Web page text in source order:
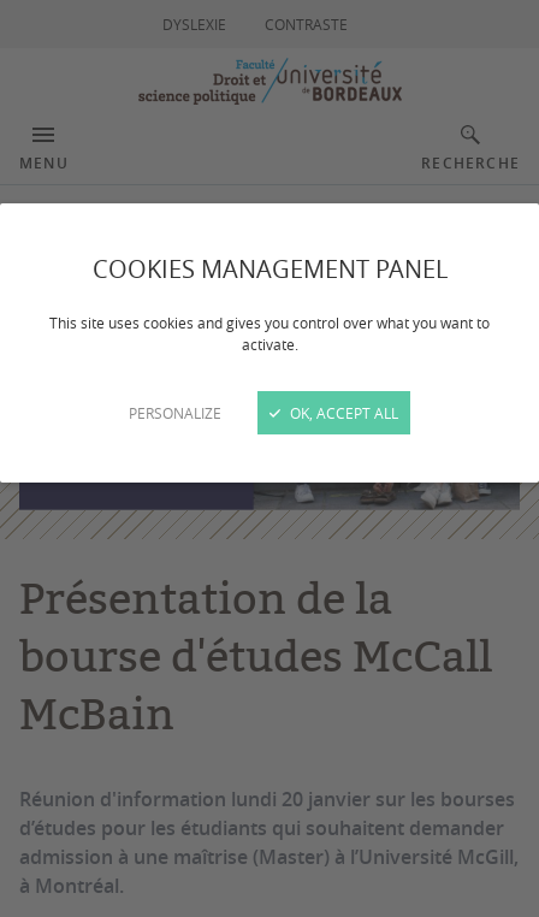
COOKIES MANAGEMENT PANEL
This site uses cookies and gives you control over what you want to
activate.
PERSONALIZE OK, ACCEPT ALL
DYSLEXIE CONTRASTE
MENU RECHERCHE
Présentation de la
bourse d'études McCall
McBain
Réunion d'information lundi 20 janvier sur les bourses
d’études pour les étudiants qui souhaitent demander
admission à une maîtrise (Master) à l’Université McGill,
à Montréal.